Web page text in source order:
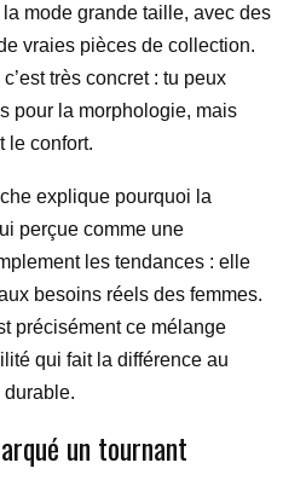
mode grande taille, avec des
vraies pièces de collection.
très concret : tu peux
pour la morphologie, mais
le confort.
explique pourquoi la
perçue comme une
les tendances : elle
besoins réels des femmes.
précisément ce mélange
qui fait la différence au
un tournant